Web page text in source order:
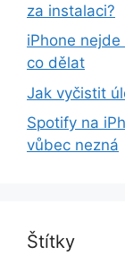
za instalaci?
iPhone
co dělat
Jak vyčistit
Spotify na
vůbec nezná
Štítky